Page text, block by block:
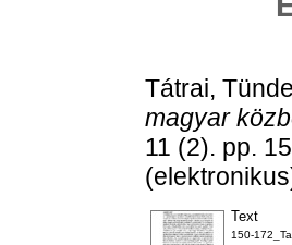
Tátrai, Tünde
magyar
11 (2). pp.
Text
150-